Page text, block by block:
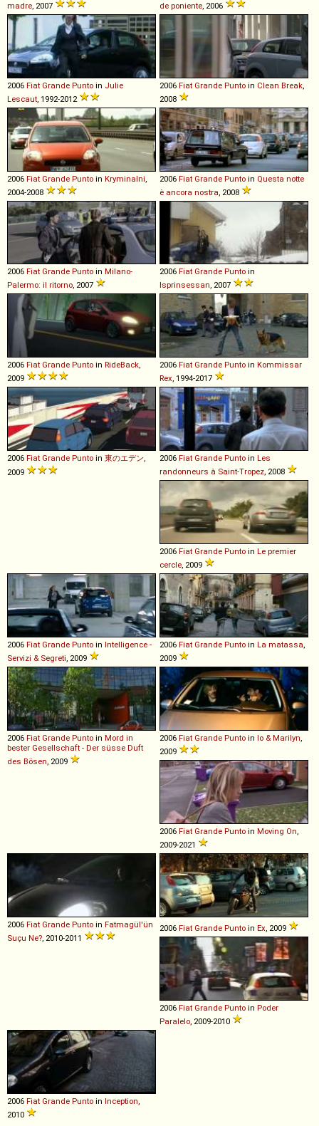
madre , 2007
de poniente , 2006
2006 Fiat Grande Punto in Julie
Lescaut , 1992-2012
2006 Fiat Grande Punto in Clean Break
2008
2006 Fiat Grande Punto in Kryminalni
2004-2008
2006 Fiat Grande Punto in Questa notte
è ancora nostra , 2008
2006 Fiat Grande Punto in Milano-
Palermo: il ritorno, 2007
2006 Fiat Grande Punto in
Isprinsessan, 2007
2006 Fiat Grande Punto in RideBack,
2009
2006 Fiat Grande Punto in Kommissar
Rex, 1994-2017
2006 Fiat Grande Punto in 東のエデン,
2009
2006 Fiat Grande Punto in Les
randonneurs à Saint-Tropez, 2008
2006 Fiat Grande Punto in Le premier
cercle, 2009
2006 Fiat Grande Punto in Intelligence -
Servizi & Segreti, 2009
2006 Fiat Grande Punto in La matassa,
2009
2006 Fiat Grande Punto in Mord in
bester Gesellschaft - Der süsse Duft
des Bösen, 2009
2006 Fiat Grande Punto in Io & Marilyn,
2009
2006 Fiat Grande Punto in Moving On,
2009-2021
2006 Fiat Grande Punto in Fatmagül'ün
Suçu Ne?, 2010-2011
2006 Fiat Grande Punto in Ex, 2009
2006 Fiat Grande Punto in Poder
Paralelo, 2009-2010
2006 Fiat Grande Punto in Inception,
2010